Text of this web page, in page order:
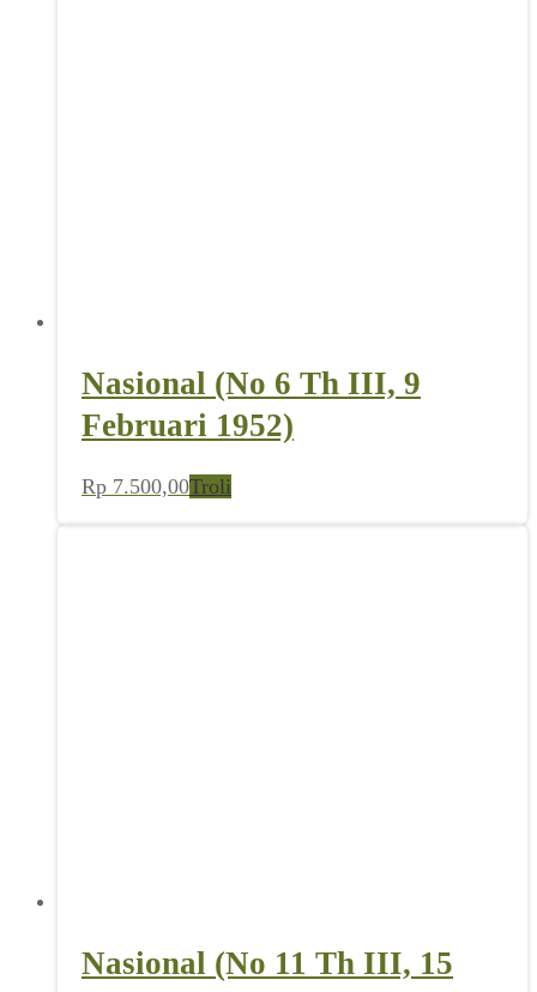
Nasional (No 6 Th III, 9
Februari 1952)
Rp 7.500,00Troli
Nasional (No 11 Th III, 15